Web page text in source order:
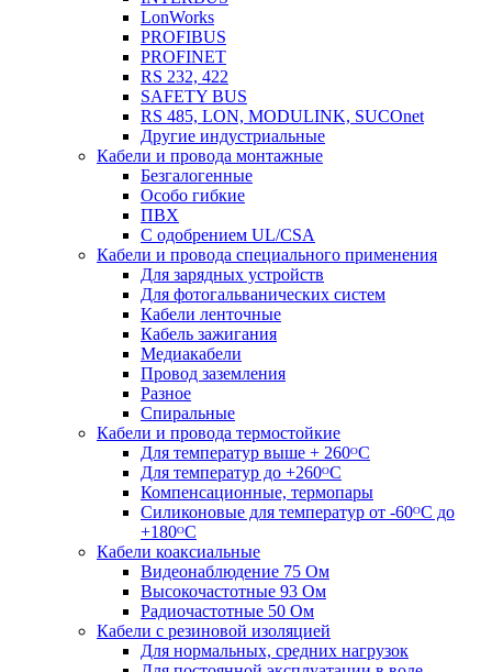
LonWorks
PROFIBUS
PROFINET
RS 232, 422
SAFETY BUS
RS 485, LON, MODULINK, SUCOnet
Другие индустриальные
Кабели и провода монтажные
Безгалогенные
Особо гибкие
ПВХ
С одобрением UL/CSA
Кабели и провода специального применения
Для зарядных устройств
Для фотогальванических систем
Кабели ленточные
Кабель зажигания
Медиакабели
Провод заземления
Разное
Спиральные
Кабели и провода термостойкие
Для температур выше + 260ᴼС
Для температур до +260ᴼС
Компенсационные, термопары
Силиконовые для температур от -60ᴼC до
+180ᴼС
Кабели коаксиальные
Видеонаблюдение 75 Ом
Высокочастотные 93 Ом
Радиочастотные 50 Ом
Кабели с резиновой изоляцией
Для нормальных, средних нагрузок